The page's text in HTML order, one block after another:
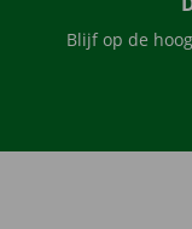
Blijf op de